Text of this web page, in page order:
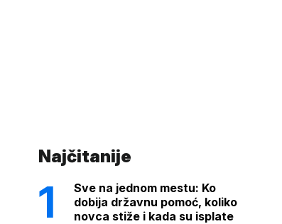
Najčitanije
Sve na jednom mestu: Ko
dobija državnu pomoć, koliko
novca stiže i kada su isplate